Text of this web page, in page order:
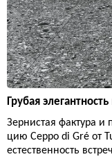
Грубая
Зернистая фактура и
цию Ceppo di Gré от
естественность